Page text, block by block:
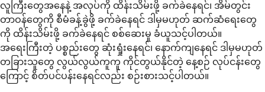
လူကြီးတွေအနေနဲ့ အလုပ်ကို ထိန်းသိမ်းဖို့ ခက်ခဲနေရင်၊ အိမ်တွင်း
တာဝန်တွေကို စီမံခန့်ခွဲဖို့ ခက်ခဲနေရင် ဒါမှမဟုတ် ဆက်ဆံရေးတွေ
ကို ထိန်းသိမ်းဖို့ ခက်ခဲနေရင် စစ်ဆေးမှု ခံယူသင့်ပါတယ်။
အရေးကြီးတဲ့ ပစ္စည်းတွေ ဆုံးရှုံးနေရင်၊ နောက်ကျနေရင် ဒါမှမဟုတ်
တခြားသူတွေ လွယ်လွယ်ကူကူ ကိုင်တွယ်နိုင်တဲ့ နေ့စဉ် လုပ်ငန်းတွေ
ကြောင့် စိတ်ပင်ပန်းနေရင်လည်း စဉ်းစားသင့်ပါတယ်။